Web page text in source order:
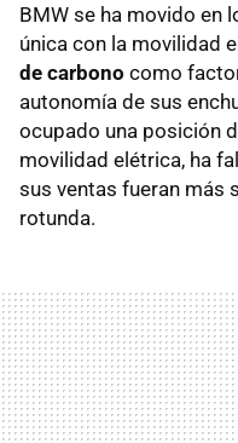
BMW se ha movido en
única con la movilidad
de carbono como
autonomía de sus
ocupado una posición
movilidad elétrica, ha
sus ventas fueran más
rotunda.